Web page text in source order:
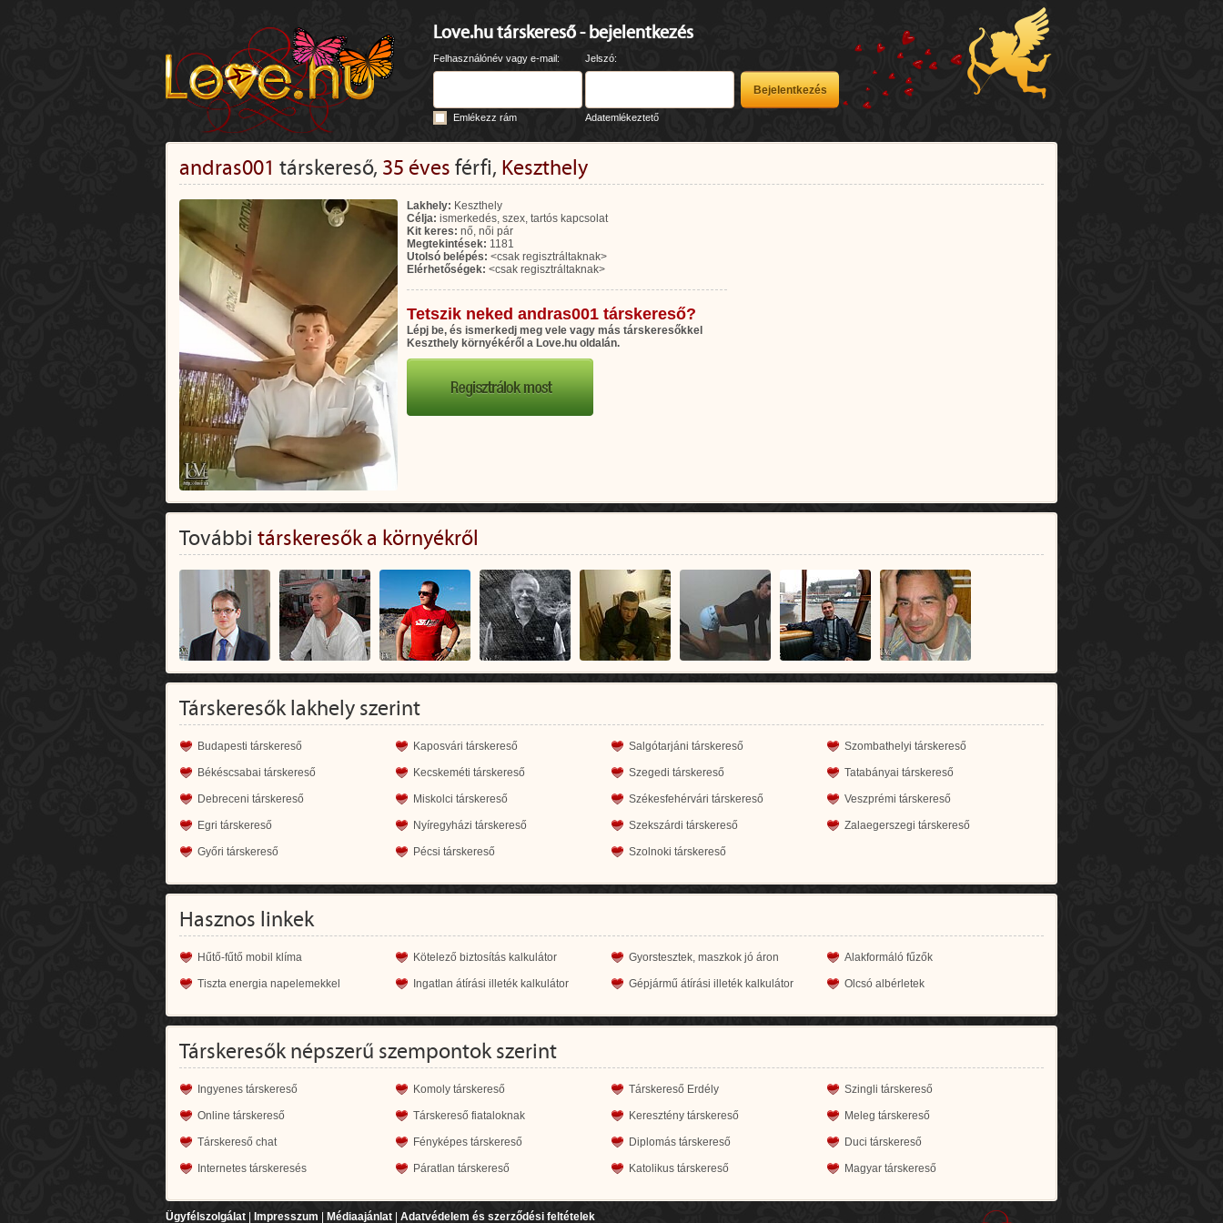
Love.hu társkereső - bejelentkezés
Felhasználónév vagy e-mail: Jelszó:
Emlékezz rám Adatemlékeztető
andras001 társkereső, 35 éves férfi, Keszthely
Lakhely: Keszthely
Célja: ismerkedés, szex, tartós kapcsolat
Kit keres: nő, női pár
Megtekintések: 1181
Utolsó belépés: <csak regisztráltaknak>
Elérhetőségek: <csak regisztráltaknak>
Tetszik neked andras001 társkereső?
Lépj be, és ismerkedj meg vele vagy más társkeresőkkel
Keszthely környékéről a Love.hu oldalán.
További társkeresők a környékről
Társkeresők lakhely szerint
Budapesti társkereső Kaposvári társkereső Salgótarjáni társkereső Szombathelyi társkereső
Békéscsabai társkereső Kecskeméti társkereső Szegedi társkereső Tatabányai társkereső
Debreceni társkereső Miskolci társkereső Székesfehérvári társkereső Veszprémi társkereső
Egri társkereső Nyíregyházi társkereső Szekszárdi társkereső Zalaegerszegi társkereső
Győri társkereső Pécsi társkereső Szolnoki társkereső
Hasznos linkek
Hűtő-fűtő mobil klíma Kötelező biztosítás kalkulátor Gyorstesztek, maszkok jó áron Alakformáló fűzők
Tiszta energia napelemekkel Ingatlan átírási illeték kalkulátor Gépjármű átírási illeték kalkulátor Olcsó albérletek
Társkeresők népszerű szempontok szerint
Ingyenes társkereső Komoly társkereső Társkereső Erdély Szingli társkereső
Online társkereső Társkereső fiataloknak Keresztény társkereső Meleg társkereső
Társkereső chat Fényképes társkereső Diplomás társkereső Duci társkereső
Internetes társkeresés Páratlan társkereső Katolikus társkereső Magyar társkereső
Ügyfélszolgálat Impresszum Médiaajánlat Adatvédelem és szerződési feltételek